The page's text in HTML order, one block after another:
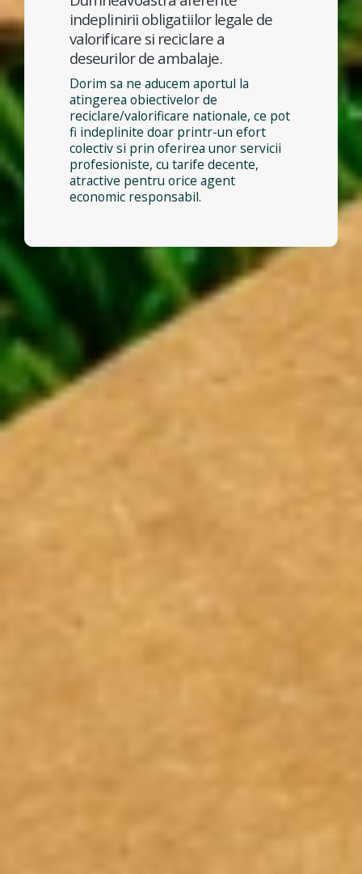
indeplinirii obligatiilor legale de
valorificare si reciclare a
deseurilor de ambalaje.
Dorim sa ne aducem aportul la
atingerea obiectivelor de
reciclare/valorificare nationale, ce pot
fi indeplinite doar printr-un efort
colectiv si prin oferirea unor servicii
profesioniste, cu tarife decente,
atractive pentru orice agent
economic responsabil.